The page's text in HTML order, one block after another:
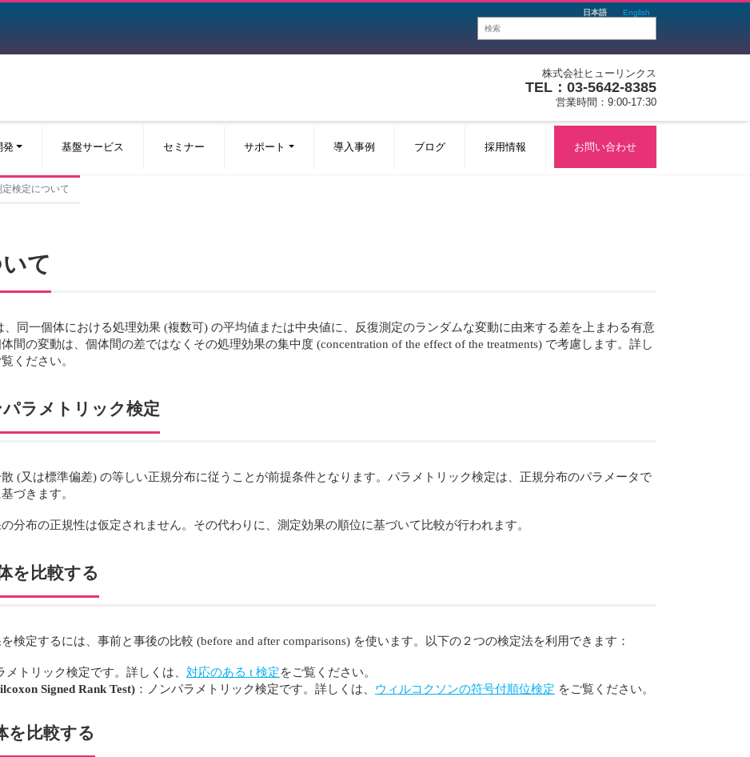
日本語 English
株式会社ヒューリンクス
TEL：03-5642-8385
営業時間：9:00-17:30
発 基盤サービス セミナー サポート 導入事例 ブログ 採用情報 お問い合わせ
定検定について
て
、同一個体における処理効果 (複数可) の平均値または中央値に、反復測定のランダムな変動に由来する差を上まわる有意
間の変動は、個体間の差ではなくその処理効果の集中度 (concentration of the effect of the treatments) で考慮します。詳し
ください。
ラメトリック検定
(又は標準偏差) の等しい正規分布に従うことが前提条件となります。パラメトリック検定は、正規分布のパラメータで
づきます。
分布の正規性は仮定されません。その代わりに、測定効果の順位に基づいて比較が行われます。
を比較する
検定するには、事前と事後の比較 (before and after comparisons) を使います。以下の２つの検定法を利用できます：
メトリック検定です。詳しくは、 対応のある t 検定をご覧ください。
Signed Rank Test) ：ノンパラメトリック検定です。詳しくは、 ウィルコクソンの符号付順位検定 をご覧ください。
を比較する